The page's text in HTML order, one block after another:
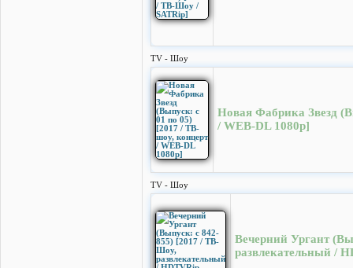
TV - Шоу
Новая Фабрика Звезд
/ WEB-DL 1080p]
TV - Шоу
Вечерний Ургант
развлекательный /